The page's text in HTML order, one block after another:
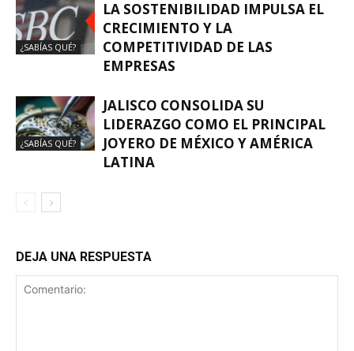
¿SABÍAS QUÉ?
LA SOSTENIBILIDAD IMPULSA EL
CRECIMIENTO Y LA
COMPETITIVIDAD DE LAS
EMPRESAS
¿SABÍAS QUÉ?
JALISCO CONSOLIDA SU
LIDERAZGO COMO EL PRINCIPAL
JOYERO DE MÉXICO Y AMÉRICA
LATINA
DEJA UNA RESPUESTA